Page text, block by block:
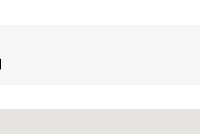
的地板、雙重天花板